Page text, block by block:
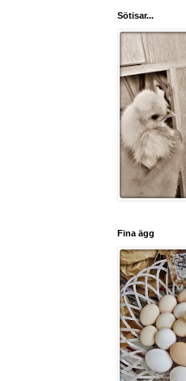
Sötisar...
Fina ägg